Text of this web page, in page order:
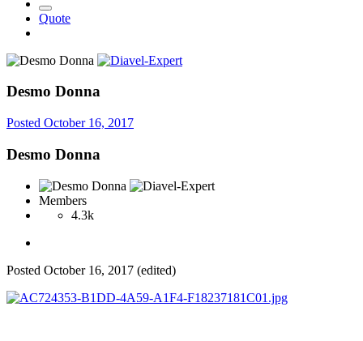
Quote
Desmo Donna
Posted October 16, 2017
Desmo Donna
Members
4.3k
Posted October 16, 2017 (edited)